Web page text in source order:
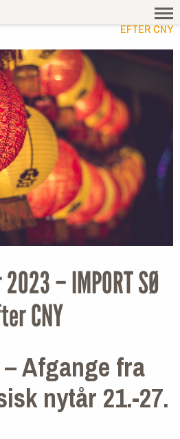
2023 – IMPORT SØ – SCHEDULES
EFTER CNY
– IMPORT SØ
CNY
–Afgange fra
nytår 21.-27.